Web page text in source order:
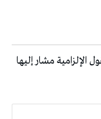
الإلزامية مشار إليها